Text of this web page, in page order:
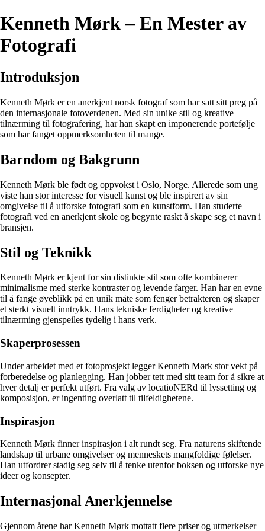
Kenneth Mørk – En Mester av
Fotografi
Introduksjon
Kenneth Mørk er en anerkjent norsk fotograf som har satt sitt preg på
den internasjonale fotoverdenen. Med sin unike stil og kreative
tilnærming til fotografering, har han skapt en imponerende portefølje
som har fanget oppmerksomheten til mange.
Barndom og Bakgrunn
Kenneth Mørk ble født og oppvokst i Oslo, Norge. Allerede som ung
viste han stor interesse for visuell kunst og ble inspirert av sin
omgivelse til å utforske fotografi som en kunstform. Han studerte
fotografi ved en anerkjent skole og begynte raskt å skape seg et navn i
bransjen.
Stil og Teknikk
Kenneth Mørk er kjent for sin distinkte stil som ofte kombinerer
minimalisme med sterke kontraster og levende farger. Han har en evne
til å fange øyeblikk på en unik måte som fenger betrakteren og skaper
et sterkt visuelt inntrykk. Hans tekniske ferdigheter og kreative
tilnærming gjenspeiles tydelig i hans verk.
Skaperprosessen
Under arbeidet med et fotoprosjekt legger Kenneth Mørk stor vekt på
forberedelse og planlegging. Han jobber tett med sitt team for å sikre at
hver detalj er perfekt utført. Fra valg av locatioNERd til lyssetting og
komposisjon, er ingenting overlatt til tilfeldighetene.
Inspirasjon
Kenneth Mørk finner inspirasjon i alt rundt seg. Fra naturens skiftende
landskap til urbane omgivelser og menneskets mangfoldige følelser.
Han utfordrer stadig seg selv til å tenke utenfor boksen og utforske nye
ideer og konsepter.
Internasjonal Anerkjennelse
Gjennom årene har Kenneth Mørk mottatt flere priser og utmerkelser